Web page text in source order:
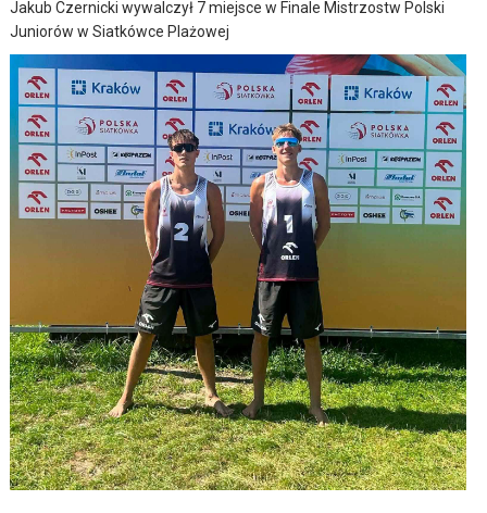
Jakub Czernicki wywalczył 7 miejsce w Finale Mistrzostw Polski
Juniorów w Siatkówce Plażowej